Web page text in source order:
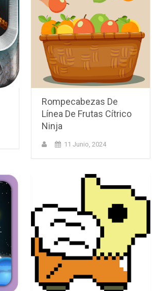
Rompecabezas De
Línea De Frutas Cítrico
Ninja
11 Junio, 2024